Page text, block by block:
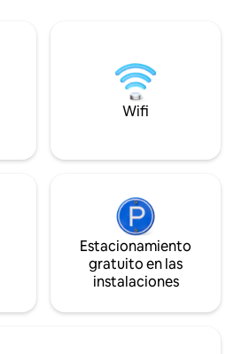
o a 20
vacacional
nadar, tiendas,
Wifi
Estacionamiento
gratuito en las
instalaciones